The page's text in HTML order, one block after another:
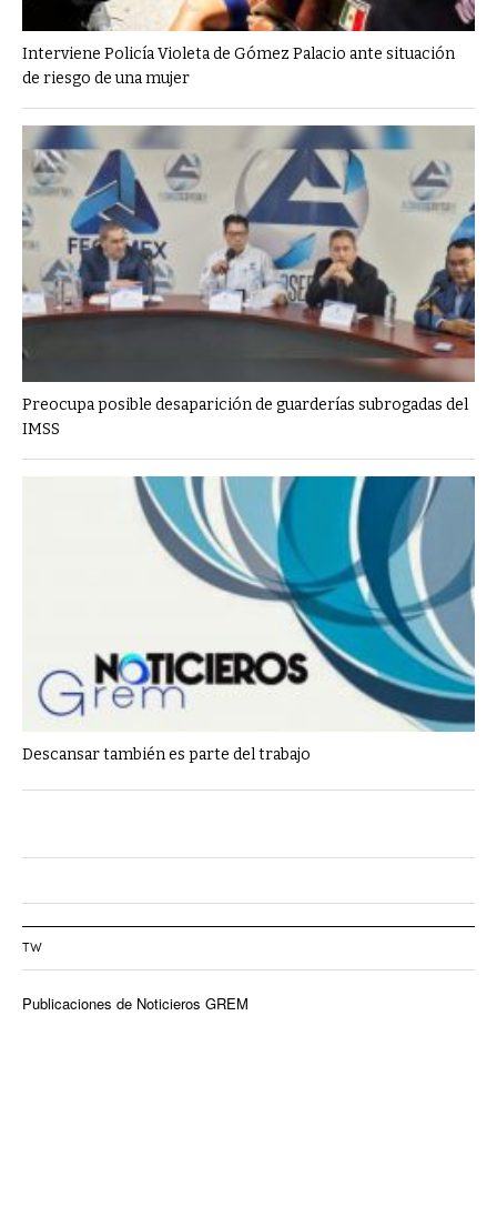
Interviene Policía Violeta de Gómez Palacio ante situación
de riesgo de una mujer
Preocupa posible desaparición de guarderías subrogadas del
IMSS
Descansar también es parte del trabajo
TW
Publicaciones de Noticieros GREM